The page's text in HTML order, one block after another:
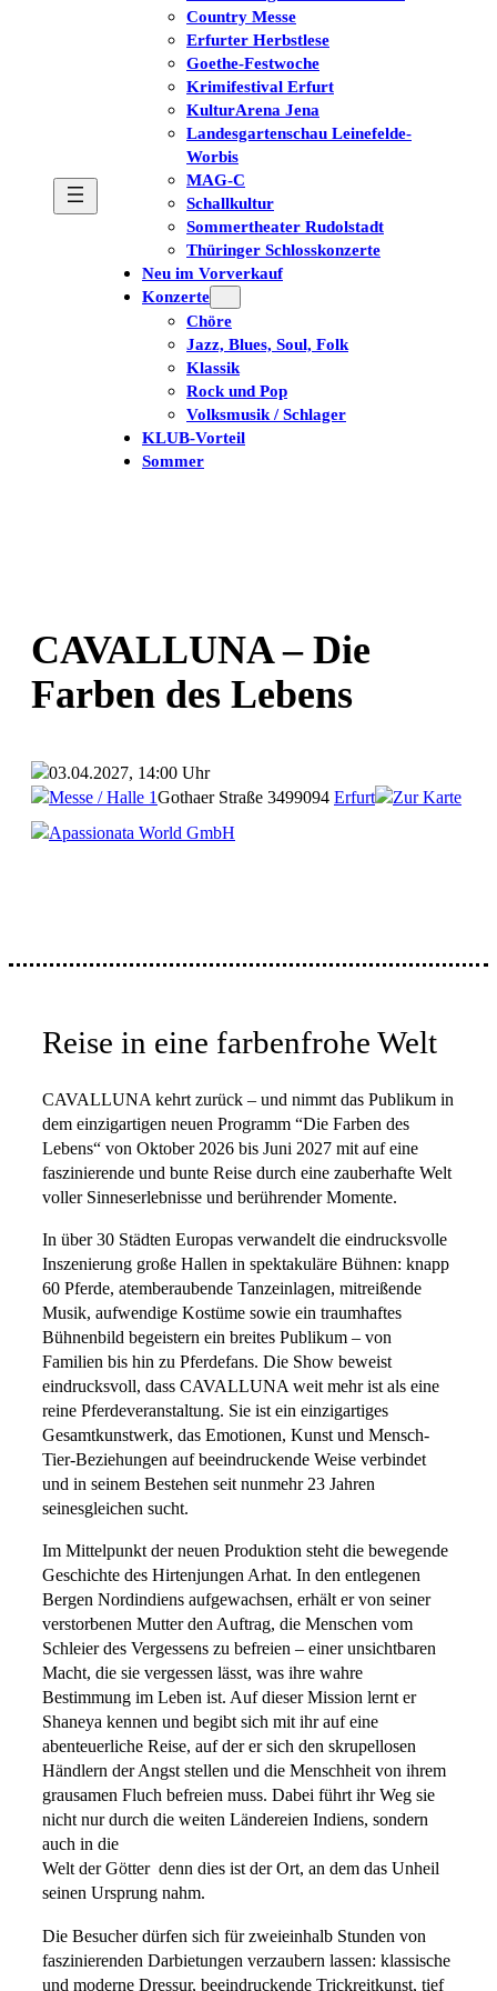
Country Messe
Erfurter Herbstlese
Goethe-Festwoche
Krimifestival Erfurt
KulturArena Jena
Landesgartenschau Leinefelde-
Worbis
MAG-C
Schallkultur
Sommertheater Rudolstadt
Thüringer Schlosskonzerte
Neu im Vorverkauf
Konzerte
Chöre
Jazz, Blues, Soul, Folk
Klassik
Rock und Pop
Volksmusik / Schlager
KLUB-Vorteil
Sommer
CAVALLUNA – Die
Farben des Lebens
03.04.2027, 14:00 Uhr
Messe / Halle 1Gothaer Straße 3499094 Erfurt
Zur Karte
Apassionata World GmbH
Reise in eine farbenfrohe Welt
CAVALLUNA kehrt zurück – und nimmt das Publikum in
dem einzigartigen neuen Programm “Die Farben des
Lebens“ von Oktober 2026 bis Juni 2027 mit auf eine
faszinierende und bunte Reise durch eine zauberhafte Welt
voller Sinneserlebnisse und berührender Momente.
In über 30 Städten Europas verwandelt die eindrucksvolle
Inszenierung große Hallen in spektakuläre Bühnen: knapp
60 Pferde, atemberaubende Tanzeinlagen, mitreißende
Musik, aufwendige Kostüme sowie ein traumhaftes
Bühnenbild begeistern ein breites Publikum – von
Familien bis hin zu Pferdefans. Die Show beweist
eindrucksvoll, dass CAVALLUNA weit mehr ist als eine
reine Pferdeveranstaltung. Sie ist ein einzigartiges
Gesamtkunstwerk, das Emotionen, Kunst und Mensch-
Tier-Beziehungen auf beeindruckende Weise verbindet
und in seinem Bestehen seit nunmehr 23 Jahren
seinesgleichen sucht.
Im Mittelpunkt der neuen Produktion steht die bewegende
Geschichte des Hirtenjungen Arhat. In den entlegenen
Bergen Nordindiens aufgewachsen, erhält er von seiner
verstorbenen Mutter den Auftrag, die Menschen vom
Schleier des Vergessens zu befreien – einer unsichtbaren
Macht, die sie vergessen lässt, was ihre wahre
Bestimmung im Leben ist. Auf dieser Mission lernt er
Shaneya kennen und begibt sich mit ihr auf eine
abenteuerliche Reise, auf der er sich den skrupellosen
Händlern der Angst stellen und die Menschheit von ihrem
grausamen Fluch befreien muss. Dabei führt ihr Weg sie
nicht nur durch die weiten Ländereien Indiens, sondern
auch in die
Welt der Götter  denn dies ist der Ort, an dem das Unheil
seinen Ursprung nahm.
Die Besucher dürfen sich für zweieinhalb Stunden von
faszinierenden Darbietungen verzaubern lassen: klassische
und moderne Dressur, beeindruckende Trickreitkunst, tief